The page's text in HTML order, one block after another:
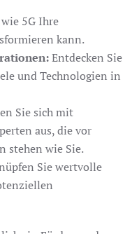
5G Ihre
kann.
Entdecken Sie
und Technologien in
Sie sich mit
aus, die vor
stehen wie Sie.
Sie wertvolle